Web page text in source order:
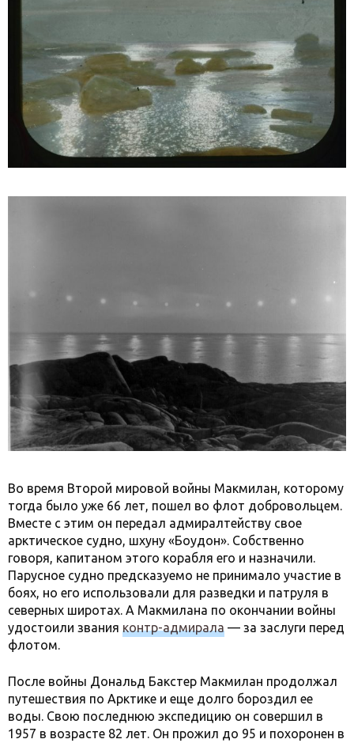
Во время Второй мировой войны Макмилан, которому
тогда было уже 66 лет, пошел во флот добровольцем.
Вместе с этим он передал адмиралтейству свое
арктическое судно, шхуну «Боудон». Собственно
говоря, капитаном этого корабля его и назначили.
Парусное судно предсказуемо не принимало участие в
боях, но его использовали для разведки и патруля в
северных широтах. А Макмилана по окончании войны
удостоили звания контр-адмирала — за заслуги перед
флотом.
После войны Дональд Бакстер Макмилан продолжал
путешествия по Арктике и еще долго бороздил ее
воды. Свою последнюю экспедицию он совершил в
1957 в возрасте 82 лет. Он прожил до 95 и похоронен в